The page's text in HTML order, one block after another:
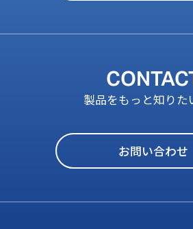
製品をもっと知りた
お問い合わせ